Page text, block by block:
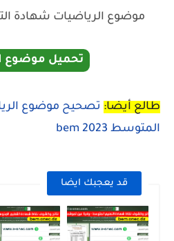
موضوع الرياضيات شهادة
تحميل موضوع
طالع أيضا: تصحيح موضوع
المتوسط 2023 bem
قد يعجبك ايضا